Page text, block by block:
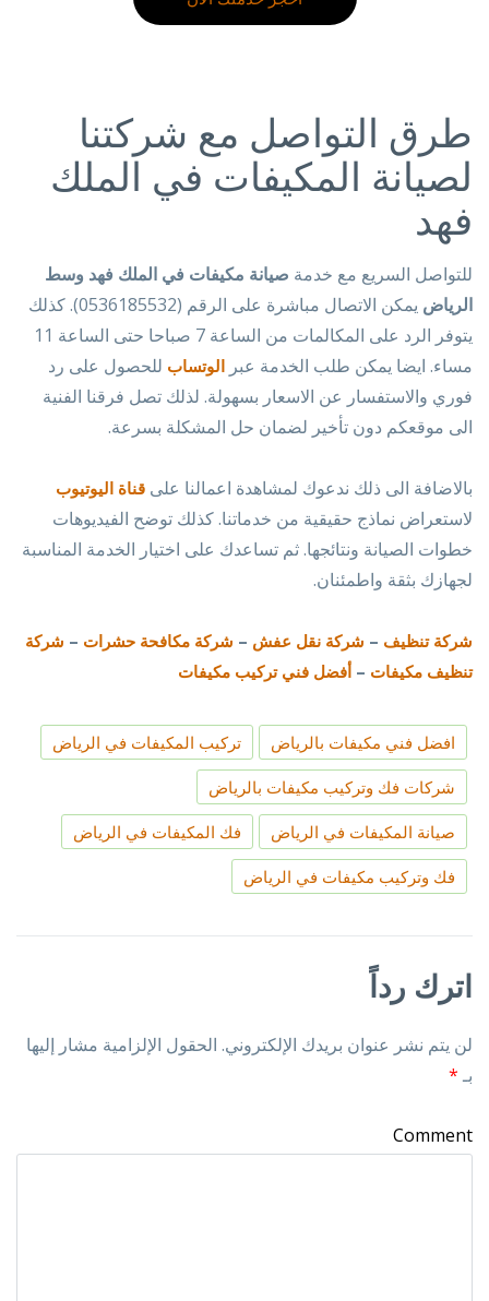
طرق التواصل مع شركتنا
لصيانة المكيفات في الملك
فهد
للتواصل السريع مع خدمة صيانة مكيفات في الملك فهد وسط
الرياض
يمكن الاتصال مباشرة على الرقم ‎(0536185532)‎. كذلك
يتوفر الرد على المكالمات من الساعة 7 صباحا حتى الساعة 11
مساء. ايضا يمكن طلب الخدمة عبر الوتساب للحصول على رد
فوري والاستفسار عن الاسعار بسهولة. لذلك تصل فرقنا الفنية
الى موقعكم دون تأخير لضمان حل المشكلة بسرعة.
بالاضافة الى ذلك ندعوك لمشاهدة اعمالنا على قناة اليوتيوب
لاستعراض نماذج حقيقية من خدماتنا. كذلك توضح الفيديوهات
خطوات الصيانة ونتائجها. ثم تساعدك على اختيار الخدمة المناسبة
لجهازك بثقة واطمئنان.
شركة تنظيف – شركة نقل عفش – شركة مكافحة حشرات – شركة
تنظيف مكيفات – أفضل فني تركيب مكيفات
افضل فني مكيفات بالرياض تركيب المكيفات في الرياض
شركات فك وتركيب مكيفات بالرياض
صيانة المكيفات في الرياض فك المكيفات في الرياض
فك وتركيب مكيفات في الرياض
اترك رداً
لن يتم نشر عنوان بريدك الإلكتروني. الحقول الإلزامية مشار إليها
بـ*
Comment